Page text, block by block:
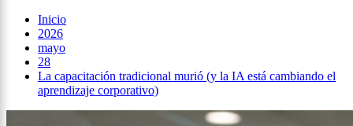
Inicio
2026
mayo
28
La capacitación tradicional murió (y la IA está cambiando el
aprendizaje corporativo)